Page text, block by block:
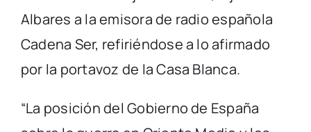
Albares a la emisora de radio española
Cadena Ser, refiriéndose a lo afirmado
por la portavoz de la Casa Blanca.
“La posición del Gobierno de España